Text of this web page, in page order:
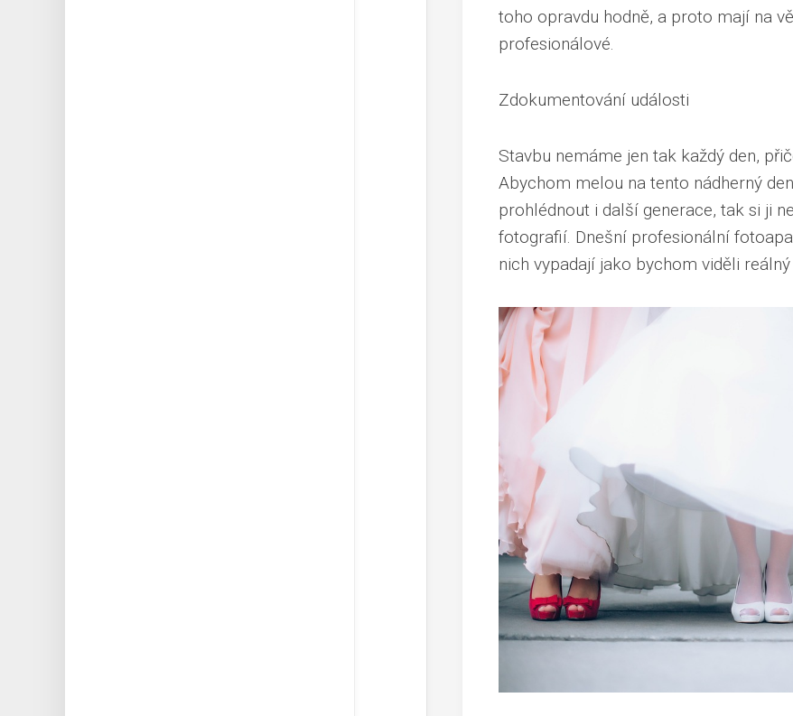
toho opravdu hodně, a proto mají na
profesionálové.
Zdokumentování události
Stavbu nemáme jen tak každý den,
Abychom melou na tento nádherný
prohlédnout i další generace, tak si ji
fotografií. Dnešní profesionální
nich vypadají jako bychom viděli